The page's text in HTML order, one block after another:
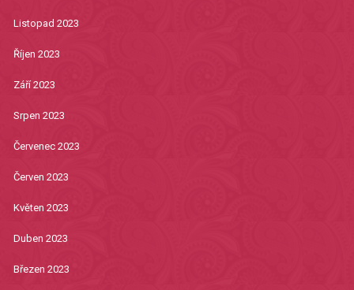
Listopad 2023
Říjen 2023
Září 2023
Srpen 2023
Červenec 2023
Červen 2023
Květen 2023
Duben 2023
Březen 2023